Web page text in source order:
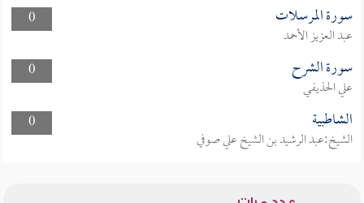
0
سورة المرسلات
عبد العزيز الأحمد
0
سورة الشرح
علي الحذيفي
0
الشاطبية
الشيخ:عبد الرشيد بن الشيخ علي صوفي